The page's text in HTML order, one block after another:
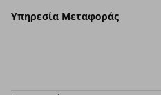
Υπηρεσία Μεταφοράς